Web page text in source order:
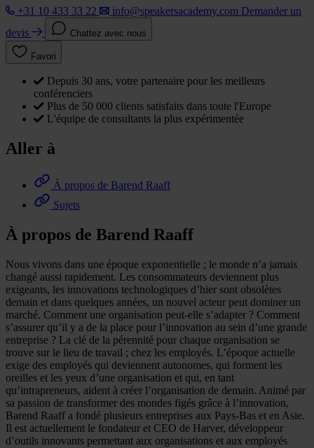
+31 10 433 33 22 info@speakersacademy.com Demander un
devis
Chattez avec nous
Favori
Depuis 30 ans, votre partenaire pour les meilleurs
conférenciers
Plus de 50 000 clients satisfaits dans toute l'Europe
L'équipe de consultants la plus expérimentée
Aller à
À propos de Barend Raaff
Sujets
À propos de Barend Raaff
Nous vivons dans une époque exponentielle ; le monde n’a jamais
changé aussi rapidement. Les consommateurs deviennent plus
exigeants, les innovations technologiques d’hier sont obsolètes
demain et dans quelques années, un nouvel acteur peut dominer un
marché. Comment une organisation peut-elle s’adapter ? Comment
s’assurer qu’il y a de la place pour l’innovation au sein d’une grande
entreprise ? La clé de la pérennité pour chaque organisation se
trouve sur le lieu de travail ; chez les employés. L’époque actuelle
exige des employés qui deviennent autonomes, qui forment les
oreilles et les yeux d’une organisation et qui, en tant
qu’intrapreneurs, aident à créer l’organisation de demain. Animé par
sa passion de transformer des mondes figés grâce à l’innovation,
Barend Raaff a fondé plusieurs entreprises aux Pays-Bas et en Asie.
Il est actuellement le fondateur et CEO de Harver, développeur
d’outils innovants permettant aux organisations et aux employés